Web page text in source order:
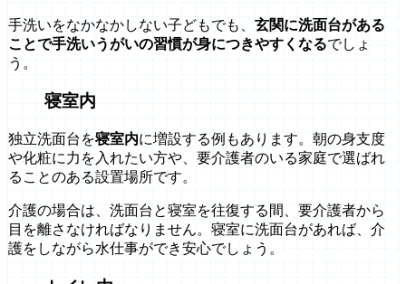
手洗いをなかなかしない子どもでも、 玄関に洗面台がある
ことで手洗いうがいの習慣が身につきやすくなるでしょ
う。
寝室内
独立洗面台を寝室内に増設する例もあります。朝の身支度
や化粧に力を入れたい方や、要介護者のいる家庭で選ばれ
ることのある設置場所です。
介護の場合は、洗面台と寝室を往復する間、要介護者から
目を離さなければなりません。寝室に洗面台があれば、介
護をしながら水仕事ができ安心でしょう。